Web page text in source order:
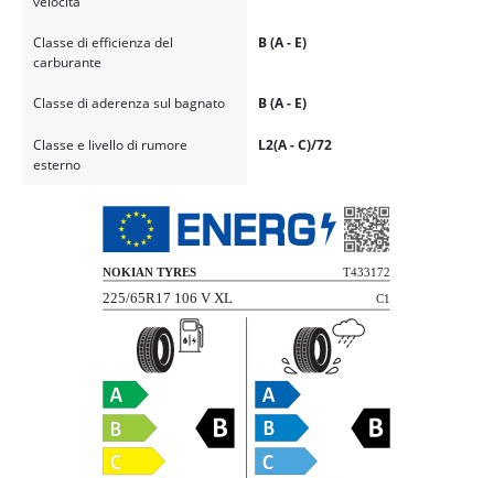
Classe di efficienza del
carburante
B (A - E)
Classe di aderenza sul bagnato B (A - E)
Classe e livello di rumore
esterno
L2(A - C)/72